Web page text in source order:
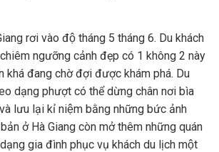
rơi vào độ tháng 5 tháng 6. Du khách
ngưỡng cảnh đẹp có 1 không 2 này
khá đang chờ đợi được khám phá. Du
dạng phượt có thể dừng chân nơi bìa
lưu lại kỉ niệm bằng những bức ảnh
ở Hà Giang còn mở thêm những quán
gia đình phục vụ khách du lịch một